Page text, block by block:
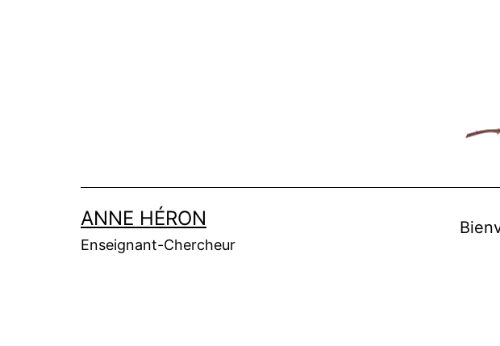
ANNE HÉRON
Enseignant-Chercheur